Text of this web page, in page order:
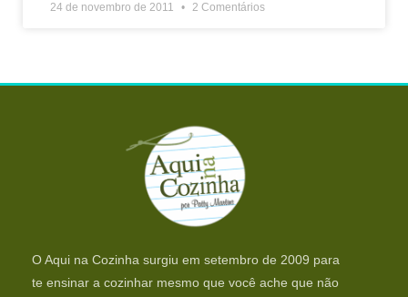
24 de novembro de 2011 2 Comentários
O Aqui na Cozinha surgiu em setembro de 2009 para
te ensinar a cozinhar mesmo que você ache que não